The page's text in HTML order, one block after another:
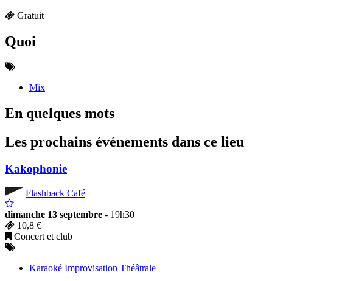
Gratuit
Quoi
Mix
En quelques mots
Les prochains événements dans ce lieu
Kakophonie
Flashback Café
dimanche 13 septembre - 19h30
10,8 €
Concert et club
Karaoké Improvisation Théâtrale